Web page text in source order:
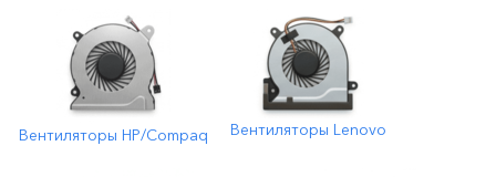
Вентиляторы HP/Compaq Вентиляторы Lenovo